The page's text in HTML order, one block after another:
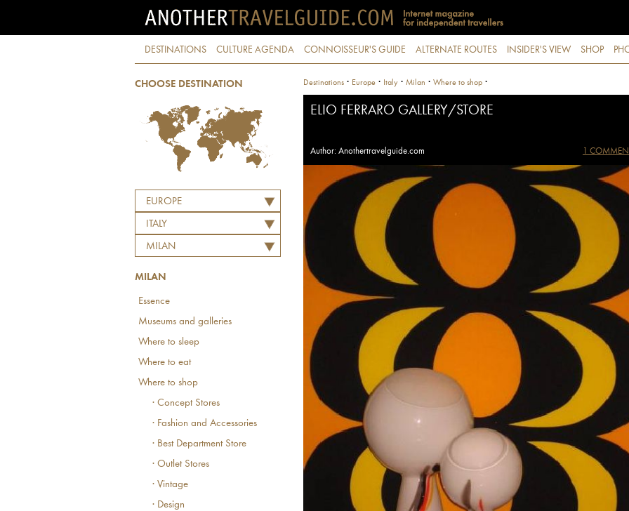
DESTINATIONS CULTURE AGENDA CONNOISSEUR'S GUIDE ALTERNATE ROUTES INSIDER'S VIEW SHOP
CHOOSE DESTINATION
EUROPE
ITALY
MILAN
MILAN
Essence
Museums and galleries
Where to sleep
Where to eat
Where to shop
· Concept Stores
· Fashion and Accessories
· Best Department Store
· Outlet Stores
· Vintage
· Design
Destinations · Europe · Italy · Milan · Where to shop ·
ELIO FERRARO GALLERY/STORE
Author: Anothertravelguide.com 1